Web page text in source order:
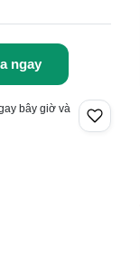
ngay
bây giờ và